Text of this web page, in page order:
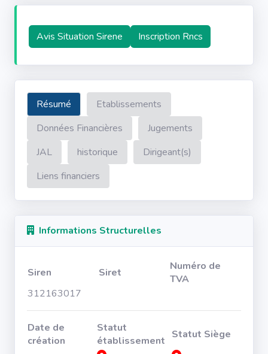
Avis Situation Sirene Inscription Rncs
Résumé
Etablissements
Données Financières
Jugements
JAL
historique
Dirigeant(s)
Liens financiers
Informations Structurelles
Siren Siret
Numéro de
TVA
312163017
Date de
création
Statut
établissement Statut Siège